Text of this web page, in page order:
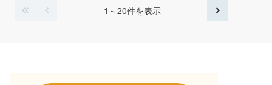
1～20件を表示